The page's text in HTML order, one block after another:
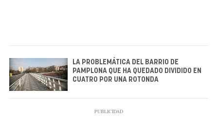
LA PROBLEMÁTICA DEL BARRIO DE
PAMPLONA QUE HA QUEDADO DIVIDIDO EN
CUATRO POR UNA ROTONDA